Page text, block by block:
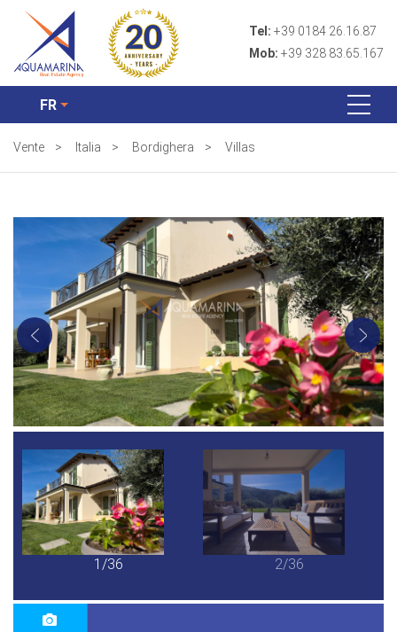
Tel: +39 0184 26.16.87
Mob: +39 328 83.65.167
FR
Vente > Italia > Bordighera > Villas
1/36 2/36